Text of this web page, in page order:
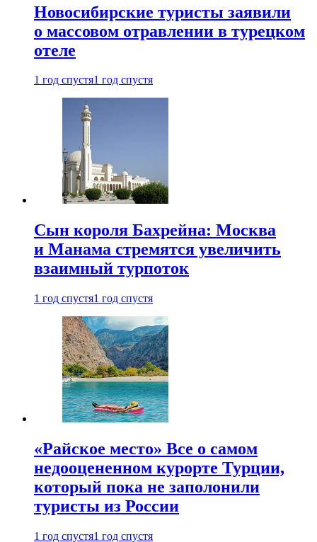
Новосибирские туристы заявили
о массовом отравлении в турецком
отеле
1 год спустя1 год спустя
Сын короля Бахрейна: Москва
и Манама стремятся увеличить
взаимный турпоток
1 год спустя1 год спустя
«Райское место» Все о самом
недооцененном курорте Турции,
который пока не заполонили
туристы из России
1 год спустя1 год спустя